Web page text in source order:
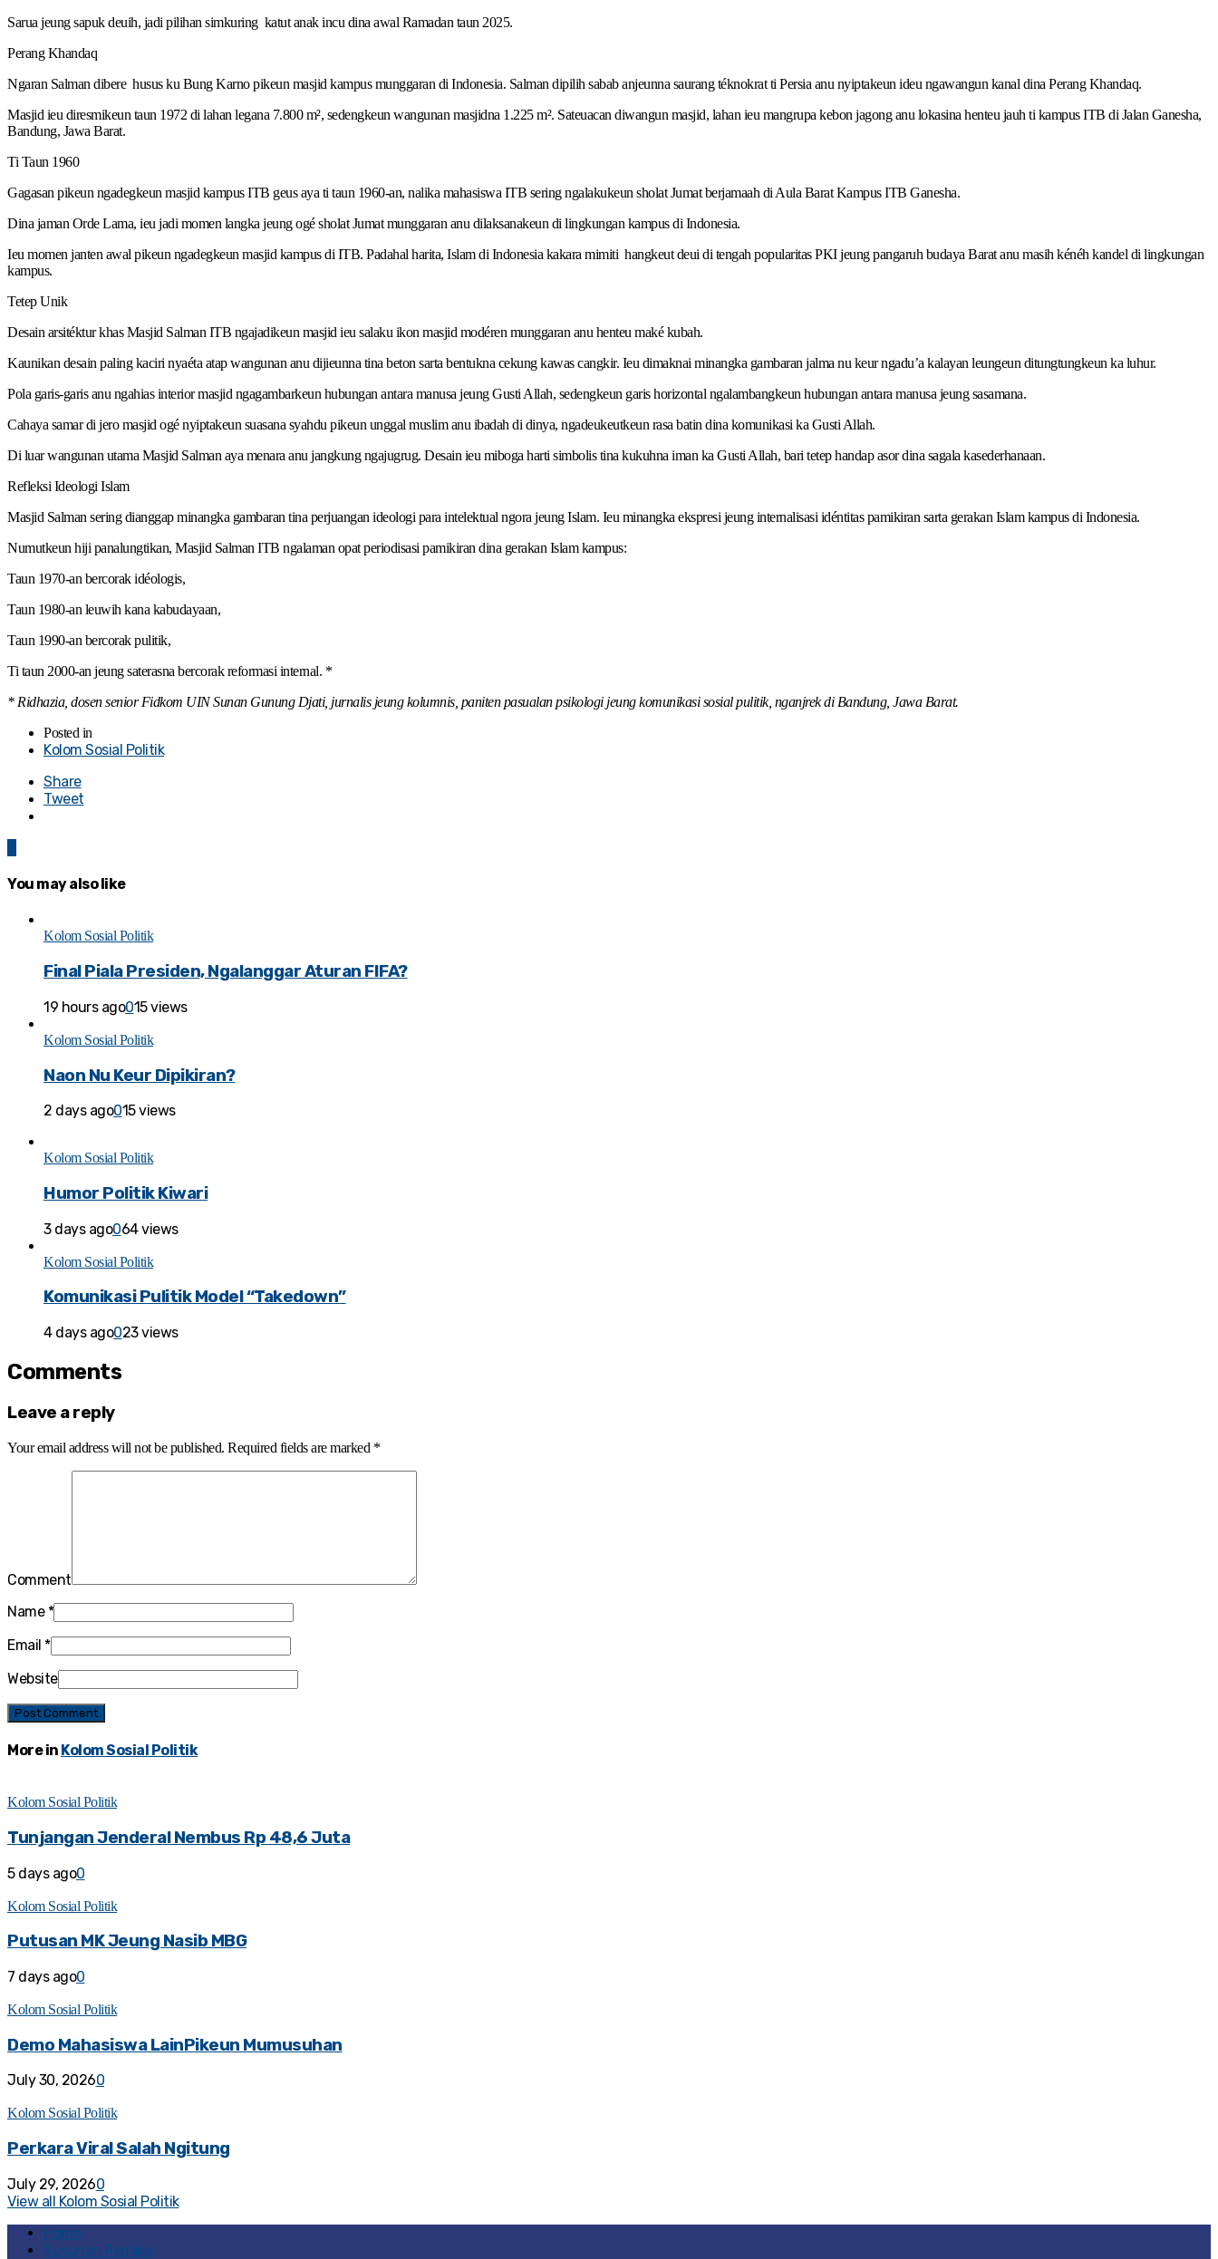
Sarua jeung sapuk deuih, jadi pilihan simkuring katut anak incu dina awal Ramadan taun 2025.
Perang Khandaq
Ngaran Salman dibere husus ku Bung Karno pikeun masjid kampus munggaran di Indonesia. Salman dipilih sabab anjeunna saurang téknokrat ti Persia anu nyiptakeun ideu ngawangun kanal dina Perang Khandaq.
Masjid ieu diresmikeun taun 1972 di lahan legana 7.800 m², sedengkeun wangunan masjidna 1.225 m². Sateuacan diwangun masjid, lahan ieu mangrupa kebon jagong anu lokasina henteu jauh ti kampus ITB di Jalan Ganesha,
Bandung, Jawa Barat.
Ti Taun 1960
Gagasan pikeun ngadegkeun masjid kampus ITB geus aya ti taun 1960-an, nalika mahasiswa ITB sering ngalakukeun sholat Jumat berjamaah di Aula Barat Kampus ITB Ganesha.
Dina jaman Orde Lama, ieu jadi momen langka jeung ogé sholat Jumat munggaran anu dilaksanakeun di lingkungan kampus di Indonesia.
Ieu momen janten awal pikeun ngadegkeun masjid kampus di ITB. Padahal harita, Islam di Indonesia kakara mimiti hangkeut deui di tengah popularitas PKI jeung pangaruh budaya Barat anu masih kénéh kandel di lingkungan
kampus.
Tetep Unik
Desain arsitéktur khas Masjid Salman ITB ngajadikeun masjid ieu salaku ikon masjid modéren munggaran anu henteu maké kubah.
Kaunikan desain paling kaciri nyaéta atap wangunan anu dijieunna tina beton sarta bentukna cekung kawas cangkir. Ieu dimaknai minangka gambaran jalma nu keur ngadu’a kalayan leungeun ditungtungkeun ka luhur.
Pola garis-garis anu ngahias interior masjid ngagambarkeun hubungan antara manusa jeung Gusti Allah, sedengkeun garis horizontal ngalambangkeun hubungan antara manusa jeung sasamana.
Cahaya samar di jero masjid ogé nyiptakeun suasana syahdu pikeun unggal muslim anu ibadah di dinya, ngadeukeutkeun rasa batin dina komunikasi ka Gusti Allah.
Di luar wangunan utama Masjid Salman aya menara anu jangkung ngajugrug. Desain ieu miboga harti simbolis tina kukuhna iman ka Gusti Allah, bari tetep handap asor dina sagala kasederhanaan.
Refleksi Ideologi Islam
Masjid Salman sering dianggap minangka gambaran tina perjuangan ideologi para intelektual ngora jeung Islam. Ieu minangka ekspresi jeung internalisasi idéntitas pamikiran sarta gerakan Islam kampus di Indonesia.
Numutkeun hiji panalungtikan, Masjid Salman ITB ngalaman opat periodisasi pamikiran dina gerakan Islam kampus:
Taun 1970-an bercorak idéologis,
Taun 1980-an leuwih kana kabudayaan,
Taun 1990-an bercorak pulitik,
Ti taun 2000-an jeung saterasna bercorak reformasi internal. *
* Ridhazia, dosen senior Fidkom UIN Sunan Gunung Djati, jurnalis jeung kolumnis, paniten pasualan psikologi jeung komunikasi sosial pulitik, nganjrek di Bandung, Jawa Barat.
Posted in
Kolom Sosial Politik
Share
Tweet
You may also like
Kolom Sosial Politik
Final Piala Presiden, Ngalanggar Aturan FIFA?
19 hours ago015 views
Kolom Sosial Politik
Naon Nu Keur Dipikiran?
2 days ago015 views
Kolom Sosial Politik
Humor Politik Kiwari
3 days ago064 views
Kolom Sosial Politik
Komunikasi Pulitik Model “Takedown”
4 days ago023 views
Comments
Leave a reply
Your email address will not be published. Required fields are marked *
Comment
Name *
Email *
Website
More in Kolom Sosial Politik
Kolom Sosial Politik
Tunjangan Jenderal Nembus Rp 48,6 Juta
5 days ago0
Kolom Sosial Politik
Putusan MK Jeung Nasib MBG
7 days ago0
Kolom Sosial Politik
Demo Mahasiswa LainPikeun Mumusuhan
July 30, 20260
Kolom Sosial Politik
Perkara Viral Salah Ngitung
July 29, 20260
View all Kolom Sosial Politik
Home
Susunan Redaksi